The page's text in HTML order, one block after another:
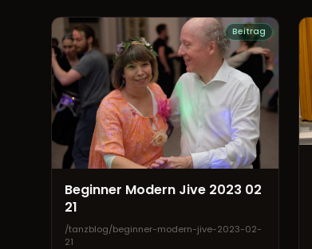
Beitrag
Beginner Modern Jive 2023 02
21
/tanzblog/beginner-modern-jive-2023-02-
21